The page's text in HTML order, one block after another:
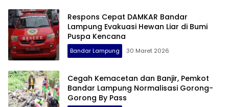
Respons Cepat DAMKAR Bandar
Lampung Evakuasi Hewan Liar di Bumi
Puspa Kencana
Bandar Lampung 30 Maret 2026
Cegah Kemacetan dan Banjir, Pemkot
Bandar Lampung Normalisasi Gorong-
Gorong By Pass